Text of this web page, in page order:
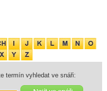
termín vyhledat ve snáři: